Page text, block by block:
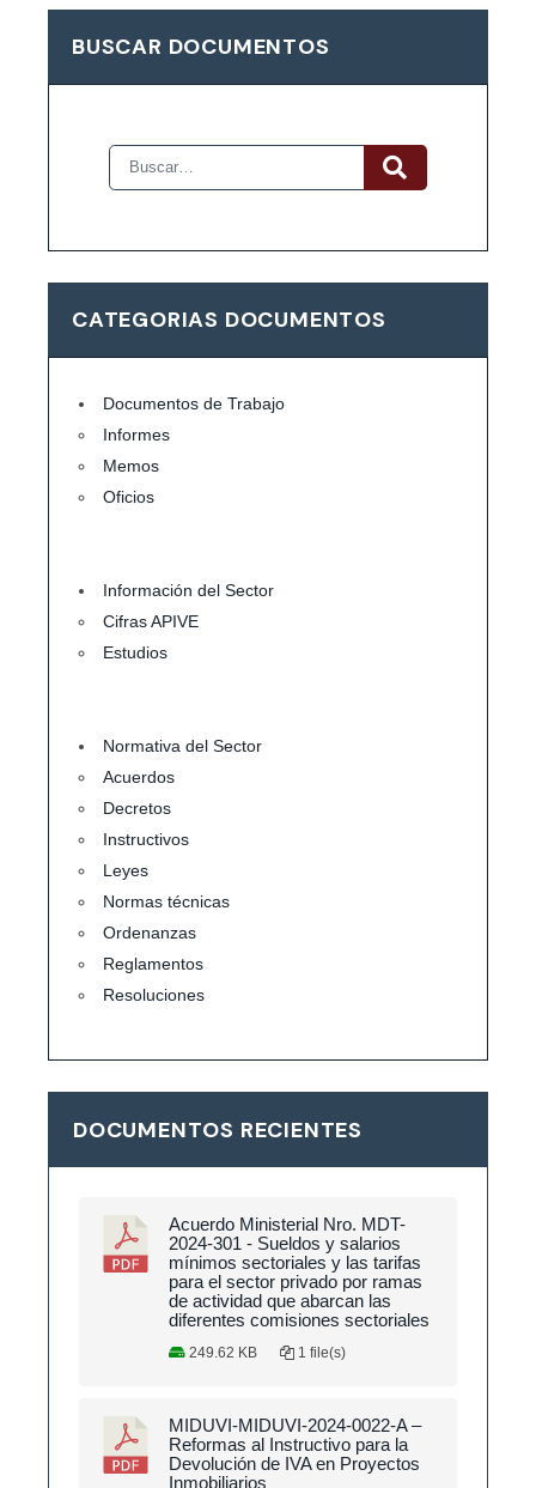
BUSCAR DOCUMENTOS
CATEGORIAS DOCUMENTOS
Documentos de Trabajo
Informes
Memos
Oficios
Información del Sector
Cifras APIVE
Estudios
Normativa del Sector
Acuerdos
Decretos
Instructivos
Leyes
Normas técnicas
Ordenanzas
Reglamentos
Resoluciones
DOCUMENTOS RECIENTES
Acuerdo Ministerial Nro. MDT-
2024-301 - Sueldos y salarios
mínimos sectoriales y las tarifas
para el sector privado por ramas
de actividad que abarcan las
diferentes comisiones sectoriales
249.62 KB 1 file(s)
MIDUVI-MIDUVI-2024-0022-A –
Reformas al Instructivo para la
Devolución de IVA en Proyectos
Inmobiliarios